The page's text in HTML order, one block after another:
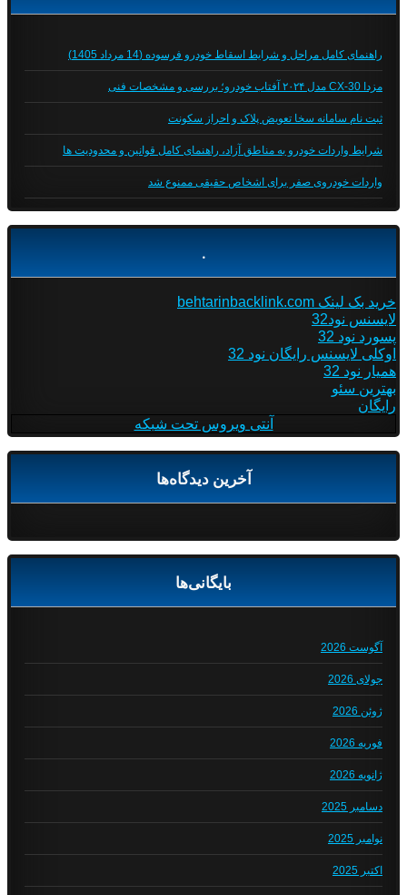
راهنمای کامل مراحل و شرایط اسقاط خودرو فرسوده (14 مرداد 1405)
مزدا CX-30 مدل ۲۰۲۴ آفتاب خودرو؛ بررسی و مشخصات فنی
ثبت نام سامانه سخا تعویض پلاک و احراز سکونت
شرایط واردات خودرو به مناطق آزاد، راهنمای کامل قوانین و محدودیت ها
واردات خودروی صفر برای اشخاص حقیقی ممنوع شد
.
خرید بک لینک behtarinbacklink.com
لایسنس نود32
پسورد نود 32
اوکلی لایسنس رایگان نود 32
همیار نود 32
بهترین سئو
رایگان
آنتی ویروس تحت شبکه
آخرین دیدگاه‌ها
بایگانی‌ها
آگوست 2026
جولای 2026
ژوئن 2026
فوریه 2026
ژانویه 2026
دسامبر 2025
نوامبر 2025
اکتبر 2025